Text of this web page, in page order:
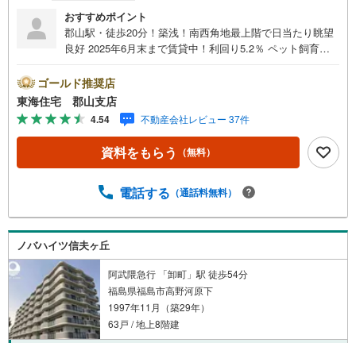
おすすめポイント
郡山駅・徒歩20分！築浅！南西角地最上階で日当たり眺望
良好 2025年6月末まで賃貸中！利回り5.2％ ペット飼育可
ゴールド推奨店
東海住宅 郡山支店
4.54 不動産会社レビュー 37件
資料をもらう （無料）
電話する （通話料無料）
ノバハイツ信夫ヶ丘
阿武隈急行 「卸町」駅 徒歩54分
福島県福島市高野河原下
1997年11月（築29年）
63戸 / 地上8階建